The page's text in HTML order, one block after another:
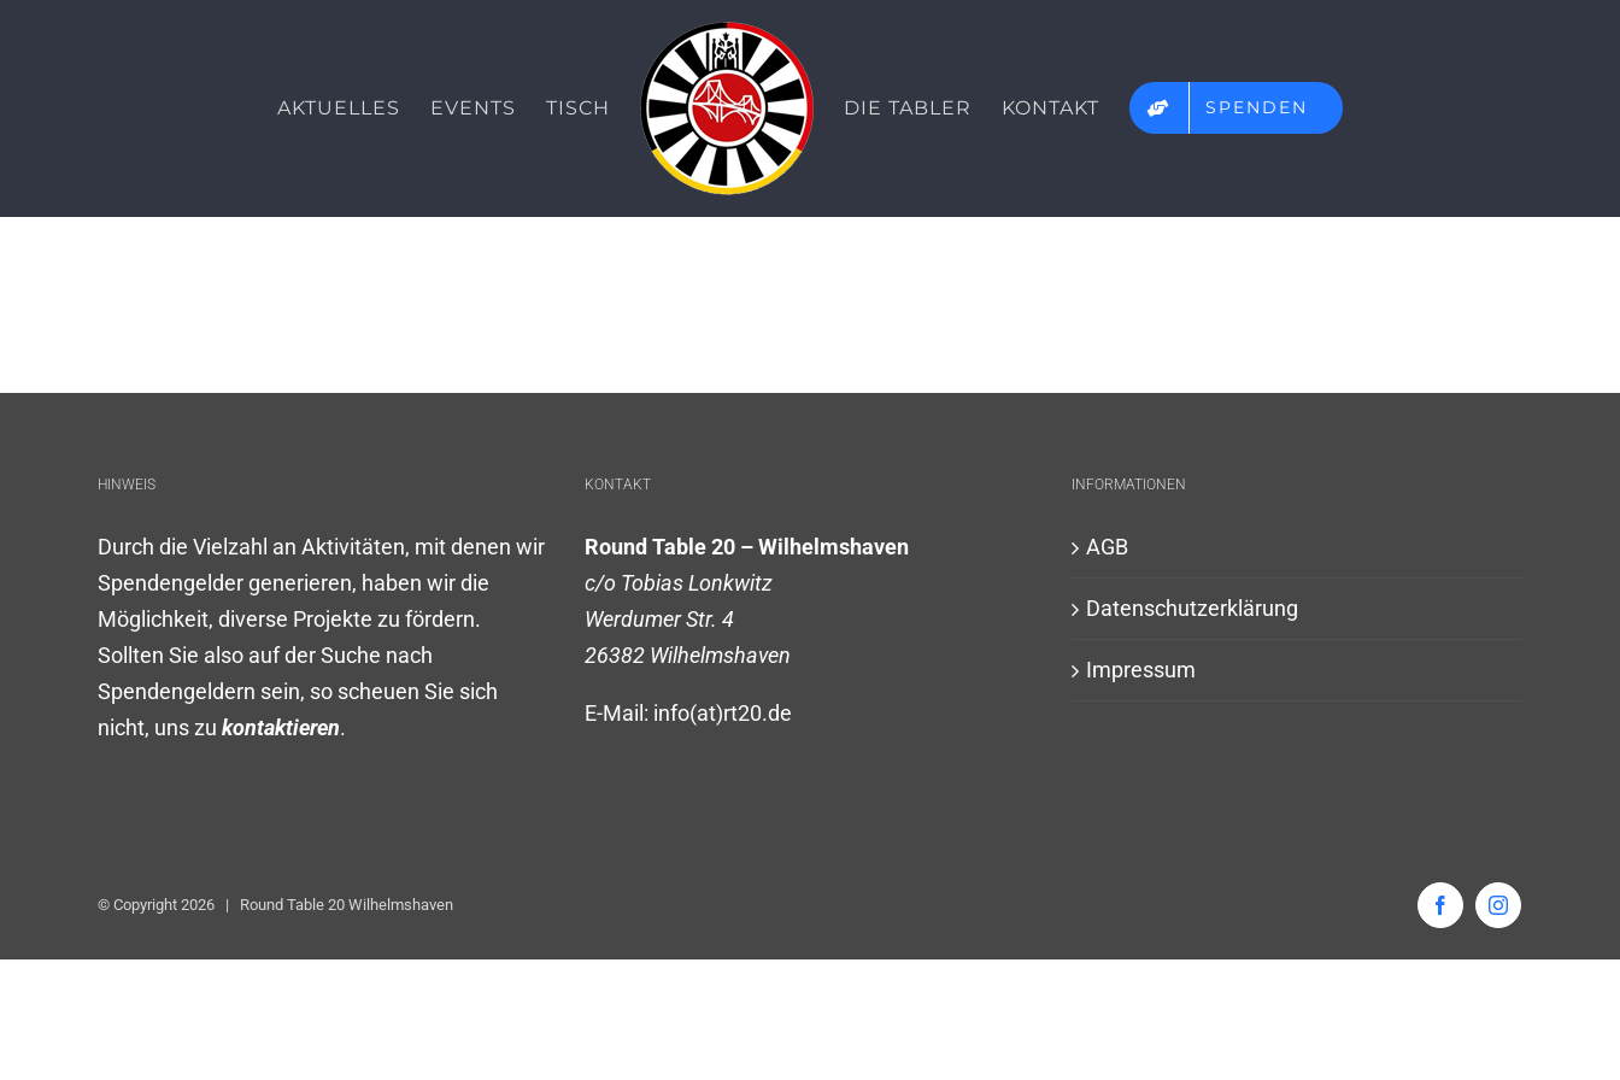
AKTUELLES EVENTS TISCH DIE TABLER KONTAKT SPENDEN
HINWEIS
Durch die Vielzahl an Aktivitäten, mit denen wir
Spendengelder generieren, haben wir die
Möglichkeit, diverse Projekte zu fördern.
Sollten Sie also auf der Suche nach
Spendengeldern sein, so scheuen Sie sich
nicht, uns zukontaktieren.
KONTAKT
Round Table 20 – Wilhelmshaven
c/o Tobias Lonkwitz
Werdumer Str. 4
26382 Wilhelmshaven
E-Mail: info(at)rt20.de
INFORMATIONEN
AGB
Datenschutzerklärung
Impressum
© Copyright2026 | Round Table 20 Wilhelmshaven FacebookInstagram